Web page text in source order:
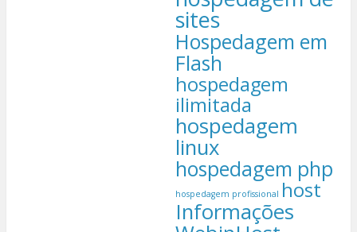
sites
Hospedagem em
Flash
hospedagem
ilimitada
hospedagem
linux
hospedagem php
hospedagem profissional host
Informações